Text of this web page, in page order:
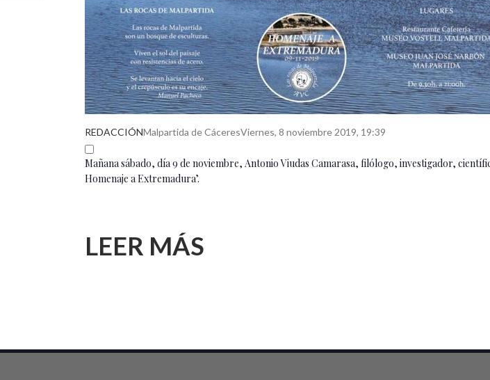
REDACCIÓNMalpartida de CáceresViernes, 8 noviembre 2019, 19:39
Mañana sábado, día 9 de noviembre, Antonio Viudas Camarasa, filólogo, investigador,
Homenaje a Extremadura’.
LEER MÁS